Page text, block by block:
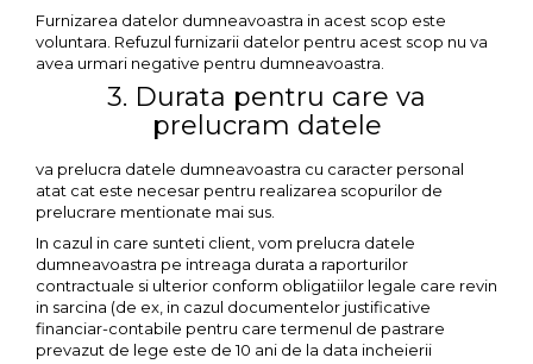
Furnizarea datelor dumneavoastra in acest scop este
voluntara. Refuzul furnizarii datelor pentru acest scop nu va
avea urmari negative pentru dumneavoastra.
3. Durata pentru care va
prelucram datele
va prelucra datele dumneavoastra cu caracter personal
atat cat este necesar pentru realizarea scopurilor de
prelucrare mentionate mai sus.
In cazul in care sunteti client, vom prelucra datele
dumneavoastra pe intreaga durata a raporturilor
contractuale si ulterior conform obligatiilor legale care revin
in sarcina (de ex, in cazul documentelor justificative
financiar-contabile pentru care termenul de pastrare
prevazut de lege este de 10 ani de la data incheierii